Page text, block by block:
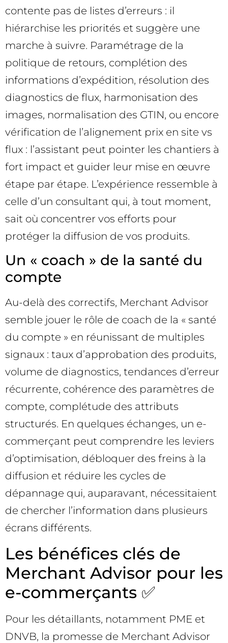
contente pas de listes d’erreurs : il
hiérarchise les priorités et suggère une
marche à suivre. Paramétrage de la
politique de retours, complétion des
informations d’expédition, résolution des
diagnostics de flux, harmonisation des
images, normalisation des GTIN, ou encore
vérification de l’alignement prix en site vs
flux : l’assistant peut pointer les chantiers à
fort impact et guider leur mise en œuvre
étape par étape. L’expérience ressemble à
celle d’un consultant qui, à tout moment,
sait où concentrer vos efforts pour
protéger la diffusion de vos produits.
Un « coach » de la santé du
compte
Au-delà des correctifs, Merchant Advisor
semble jouer le rôle de coach de la « santé
du compte » en réunissant de multiples
signaux : taux d’approbation des produits,
volume de diagnostics, tendances d’erreur
récurrente, cohérence des paramètres de
compte, complétude des attributs
structurés. En quelques échanges, un e-
commerçant peut comprendre les leviers
d’optimisation, débloquer des freins à la
diffusion et réduire les cycles de
dépannage qui, auparavant, nécessitaient
de chercher l’information dans plusieurs
écrans différents.
Les bénéfices clés de
Merchant Advisor pour les
e-commerçants ✅
Pour les détaillants, notamment PME et
DNVB, la promesse de Merchant Advisor